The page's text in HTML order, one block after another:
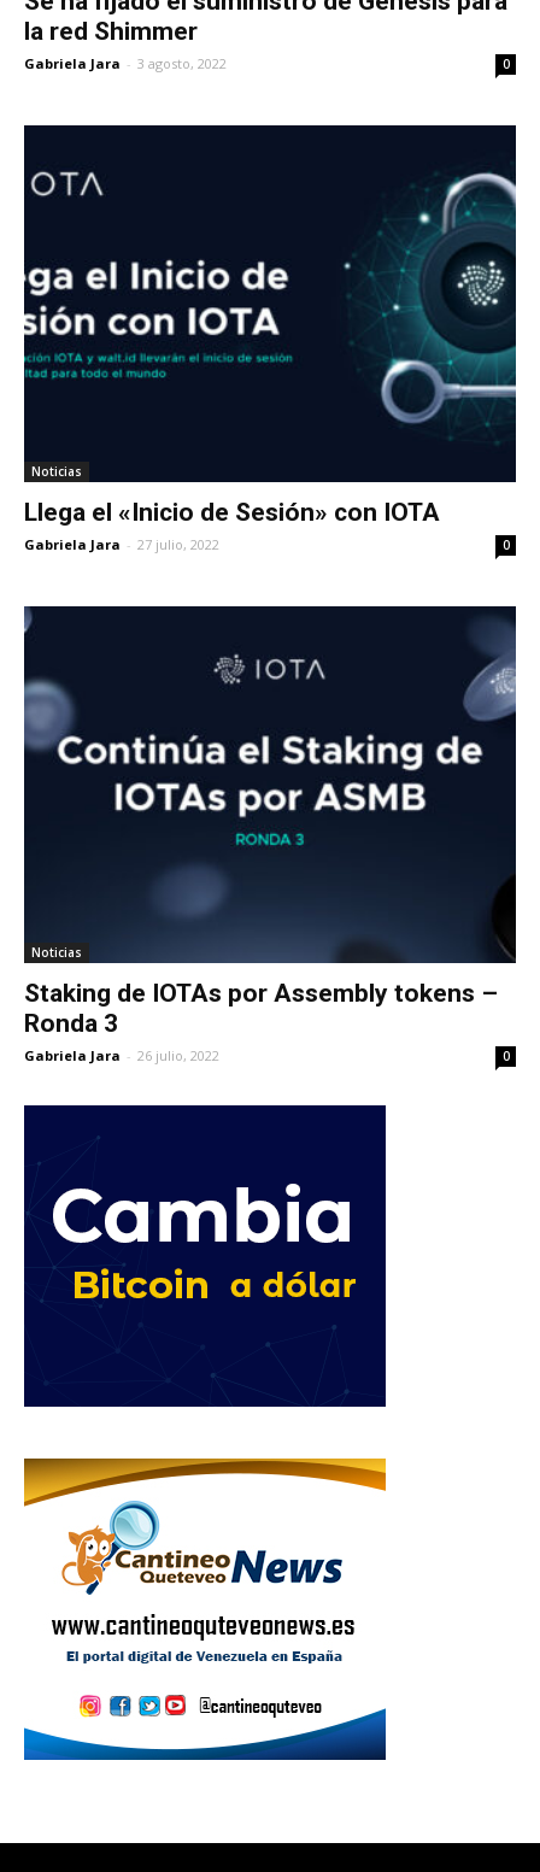
la red Shimmer
Gabriela Jara - 3 agosto, 2022 0
Noticias
Llega el «Inicio de Sesión» con IOTA
Gabriela Jara - 27 julio, 2022 0
Noticias
Staking de IOTAs por Assembly tokens –
Ronda 3
Gabriela Jara - 26 julio, 2022 0